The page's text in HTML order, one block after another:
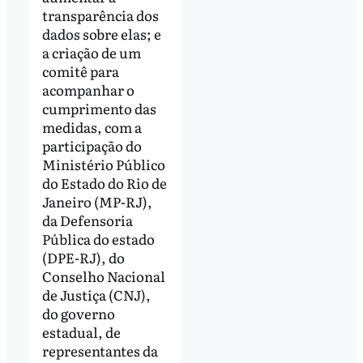
transparência dos
dados sobre elas; e
a criação de um
comitê para
acompanhar o
cumprimento das
medidas, com a
participação do
Ministério Público
do Estado do Rio de
Janeiro (MP-RJ),
da Defensoria
Pública do estado
(DPE-RJ), do
Conselho Nacional
de Justiça (CNJ),
do governo
estadual, de
representantes da